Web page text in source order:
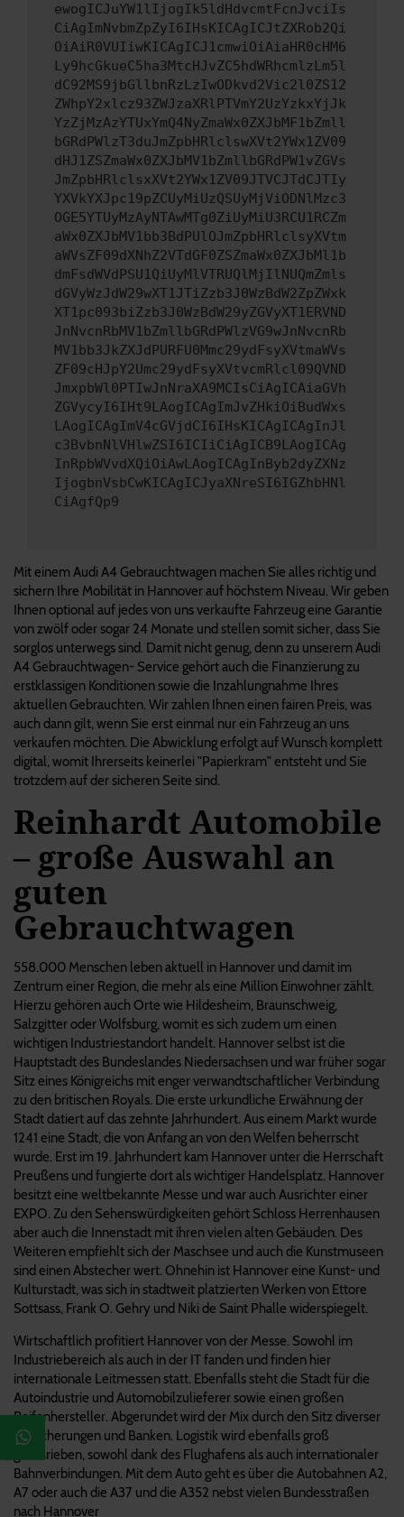
ewogICJuYW1lIjogIk5ldHdvcmtFcnJvciIs
CiAgImNvbmZpZyI6IHsKICAgICJtZXRob2Qi
OiAiR0VUIiwKICAgICJ1cmwiOiAiaHR0cHM6
Ly9hcGkueC5ha3MtcHJvZC5hdWRhcmlzLm5l
dC92MS9jbGllbnRzLzIwODkvd2Vic2l0ZS12
ZWhpY2xlcz93ZWJzaXRlPTVmY2UzYzkxYjJk
YzZjMzAzYTUxYmQ4NyZmaWx0ZXJbMF1bZmll
bGRdPWlzT3duJmZpbHRlclswXVt2YWx1ZV09
dHJ1ZSZmaWx0ZXJbMV1bZmllbGRdPW1vZGVs
JmZpbHRlclsxXVt2YWx1ZV09JTVCJTdCJTIy
YXVkYXJpc19pZCUyMiUzQSUyMjViODNlMzc3
OGE5YTUyMzAyNTAwMTg0ZiUyMiU3RCU1RCZm
aWx0ZXJbMV1bb3BdPUlOJmZpbHRlclsyXVtm
aWVsZF09dXNhZ2VTdGF0ZSZmaWx0ZXJbMl1b
dmFsdWVdPSU1QiUyMlVTRUQlMjIlNUQmZmls
dGVyWzJdW29wXT1JTiZzb3J0WzBdW2ZpZWxk
XT1pc093biZzb3J0WzBdW29yZGVyXT1ERVND
JnNvcnRbMV1bZmllbGRdPWlzVG9wJnNvcnRb
MV1bb3JkZXJdPURFU0Mmc29ydFsyXVtmaWVs
ZF09cHJpY2Umc29ydFsyXVtvcmRlcl09QVND
JmxpbWl0PTIwJnNraXA9MCIsCiAgICAiaGVh
ZGVycyI6IHt9LAogICAgImJvZHkiOiBudWxs
LAogICAgImV4cGVjdCI6IHsKICAgICAgInJl
c3BvbnNlVHlwZSI6ICIiCiAgICB9LAogICAg
InRpbWVvdXQiOiAwLAogICAgInByb2dyZXNz
IjogbnVsbCwKICAgICJyaXNreSI6IGZhbHNl
CiAgfQp9
Mit einem Audi A4 Gebrauchtwagen machen Sie alles richtig und
sichern Ihre Mobilität in Hannover auf höchstem Niveau. Wir geben
Ihnen optional auf jedes von uns verkaufte Fahrzeug eine Garantie
von zwölf oder sogar 24 Monate und stellen somit sicher, dass Sie
sorglos unterwegs sind. Damit nicht genug, denn zu unserem Audi
A4 Gebrauchtwagen- Service gehört auch die Finanzierung zu
erstklassigen Konditionen sowie die Inzahlungnahme Ihres
aktuellen Gebrauchten. Wir zahlen Ihnen einen fairen Preis, was
auch dann gilt, wenn Sie erst einmal nur ein Fahrzeug an uns
verkaufen möchten. Die Abwicklung erfolgt auf Wunsch komplett
digital, womit Ihrerseits keinerlei "Papierkram" entsteht und Sie
trotzdem auf der sicheren Seite sind.
Reinhardt Automobile
– große Auswahl an
guten
Gebrauchtwagen
558.000 Menschen leben aktuell in Hannover und damit im
Zentrum einer Region, die mehr als eine Million Einwohner zählt.
Hierzu gehören auch Orte wie Hildesheim, Braunschweig,
Salzgitter oder Wolfsburg, womit es sich zudem um einen
wichtigen Industriestandort handelt. Hannover selbst ist die
Hauptstadt des Bundeslandes Niedersachsen und war früher sogar
Sitz eines Königreichs mit enger verwandtschaftlicher Verbindung
zu den britischen Royals. Die erste urkundliche Erwähnung der
Stadt datiert auf das zehnte Jahrhundert. Aus einem Markt wurde
1241 eine Stadt, die von Anfang an von den Welfen beherrscht
wurde. Erst im 19. Jahrhundert kam Hannover unter die Herrschaft
Preußens und fungierte dort als wichtiger Handelsplatz. Hannover
besitzt eine weltbekannte Messe und war auch Ausrichter einer
EXPO. Zu den Sehenswürdigkeiten gehört Schloss Herrenhausen
aber auch die Innenstadt mit ihren vielen alten Gebäuden. Des
Weiteren empfiehlt sich der Maschsee und auch die Kunstmuseen
sind einen Abstecher wert. Ohnehin ist Hannover eine Kunst- und
Kulturstadt, was sich in stadtweit platzierten Werken von Ettore
Sottsass, Frank O. Gehry und Niki de Saint Phalle widerspiegelt.
Wirtschaftlich profitiert Hannover von der Messe. Sowohl im
Industriebereich als auch in der IT fanden und finden hier
internationale Leitmessen statt. Ebenfalls steht die Stadt für die
Autoindustrie und Automobilzulieferer sowie einen großen
Reifenhersteller. Abgerundet wird der Mix durch den Sitz diverser
Versicherungen und Banken. Logistik wird ebenfalls groß
geschrieben, sowohl dank des Flughafens als auch internationaler
Bahnverbindungen. Mit dem Auto geht es über die Autobahnen A2,
A7 oder auch die A37 und die A352 nebst vielen Bundesstraßen
nach Hannover